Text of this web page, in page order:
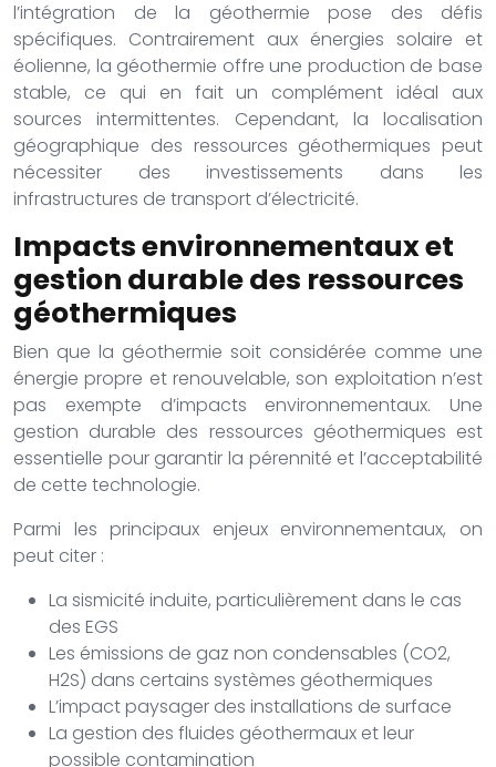
l’intégration de la géothermie pose des défis
spécifiques. Contrairement aux énergies solaire et
éolienne, la géothermie offre une production de base
stable, ce qui en fait un complément idéal aux
sources intermittentes. Cependant, la localisation
géographique des ressources géothermiques peut
nécessiter des investissements dans les
infrastructures de transport d’électricité.
Impacts environnementaux et
gestion durable des ressources
géothermiques
Bien que la géothermie soit considérée comme une
énergie propre et renouvelable, son exploitation n’est
pas exempte d’impacts environnementaux. Une
gestion durable des ressources géothermiques est
essentielle pour garantir la pérennité et l’acceptabilité
de cette technologie.
Parmi les principaux enjeux environnementaux, on
peut citer :
La sismicité induite, particulièrement dans le cas
des EGS
Les émissions de gaz non condensables (CO2,
H2S) dans certains systèmes géothermiques
L’impact paysager des installations de surface
La gestion des fluides géothermaux et leur
possible contamination